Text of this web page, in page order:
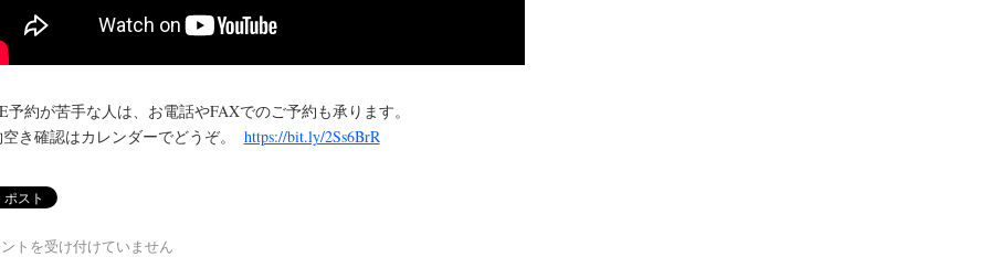
予約が苦手な人は、お電話やFAXでのご予約も承ります。
き確認はカレンダーでどうぞ。 https://bit.ly/2Ss6BrR
トを受け付けていません